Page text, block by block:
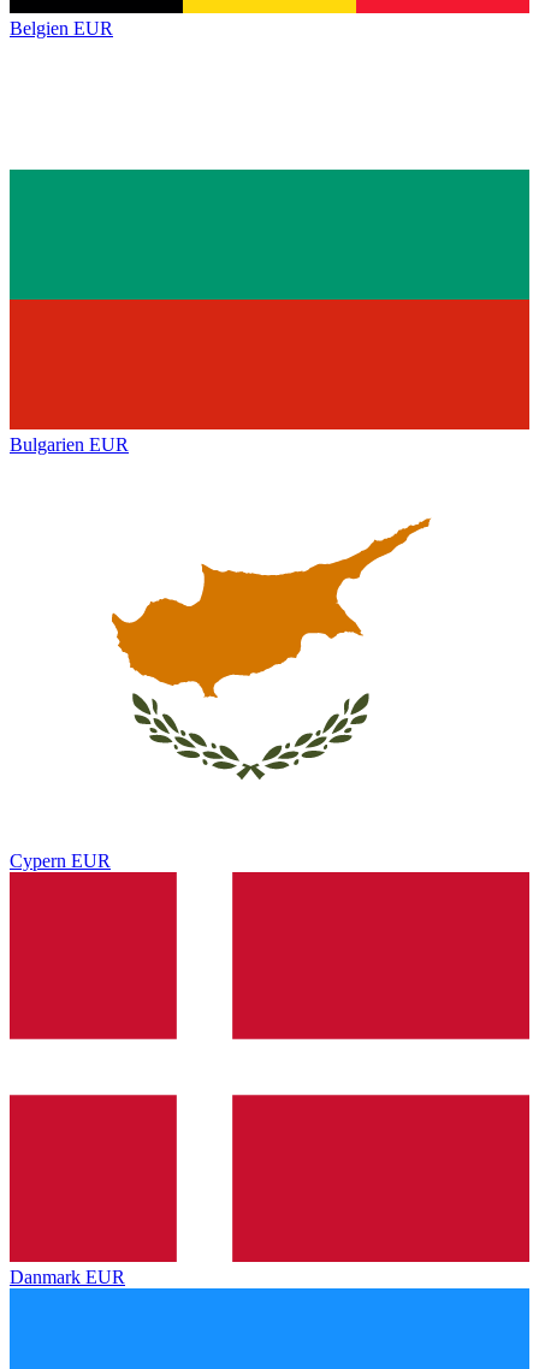
Belgien EUR
Bulgarien EUR
Cypern EUR
Danmark EUR